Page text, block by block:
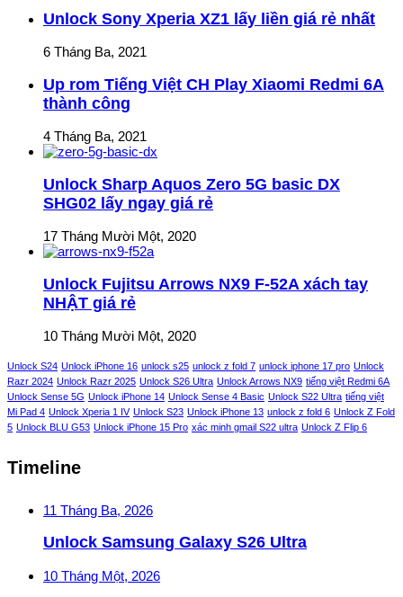
Unlock Sony Xperia XZ1 lấy liền giá rẻ nhất
6 Tháng Ba, 2021
Up rom Tiếng Việt CH Play Xiaomi Redmi 6A
thành công
4 Tháng Ba, 2021
Unlock Sharp Aquos Zero 5G basic DX
SHG02 lấy ngay giá rẻ
17 Tháng Mười Một, 2020
Unlock Fujitsu Arrows NX9 F-52A xách tay
NHẬT giá rẻ
10 Tháng Mười Một, 2020
Unlock S24 Unlock iPhone 16 unlock s25 unlock z fold 7 unlock iphone 17 pro Unlock
Razr 2024 Unlock Razr 2025 Unlock S26 Ultra Unlock Arrows NX9 tiếng việt Redmi 6A
Unlock Sense 5G Unlock iPhone 14 Unlock Sense 4 Basic Unlock S22 Ultra tiếng việt
Mi Pad 4 Unlock Xperia 1 IV Unlock S23 Unlock iPhone 13 unlock z fold 6 Unlock Z Fold
5 Unlock BLU G53 Unlock iPhone 15 Pro xác minh gmail S22 ultra Unlock Z Flip 6
Timeline
11 Tháng Ba, 2026
Unlock Samsung Galaxy S26 Ultra
10 Tháng Một, 2026